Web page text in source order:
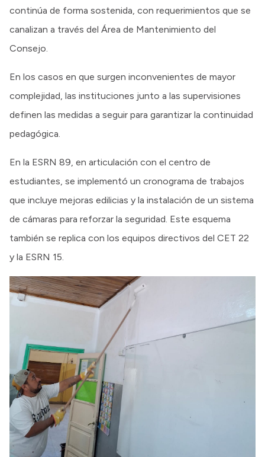
continúa de forma sostenida, con requerimientos que se
canalizan a través del Área de Mantenimiento del
Consejo.
En los casos en que surgen inconvenientes de mayor
complejidad, las instituciones junto a las supervisiones
definen las medidas a seguir para garantizar la continuidad
pedagógica.
En la ESRN 89, en articulación con el centro de
estudiantes, se implementó un cronograma de trabajos
que incluye mejoras edilicias y la instalación de un sistema
de cámaras para reforzar la seguridad. Este esquema
también se replica con los equipos directivos del CET 22
y la ESRN 15.